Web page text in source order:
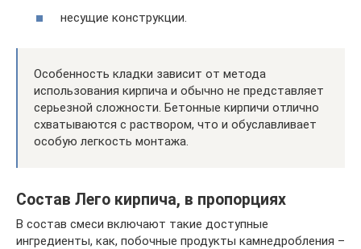
несущие конструкции.
Особенность кладки зависит от метода
использования кирпича и обычно не представляет
серьезной сложности. Бетонные кирпичи отлично
схватываются с раствором, что и обуславливает
особую легкость монтажа.
Состав Лего кирпича, в пропорциях
В состав смеси включают такие доступные
ингредиенты, как, побочные продукты камнедробления –